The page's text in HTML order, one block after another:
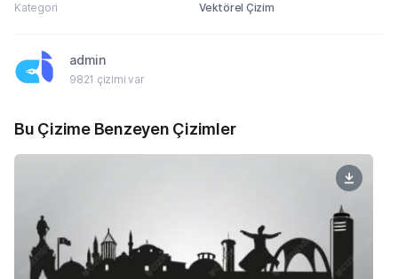
Kategori
Vektörel Çizim
admin
9821 çizimi var
Bu Çizime Benzeyen Çizimler